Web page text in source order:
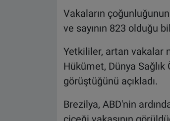
Vakaların
ve sayının 823 olduğu
Yetkililer, artan vakalar
Hükümet, Dünya
görüştüğünü açıkladı.
Brezilya, ABD'nin